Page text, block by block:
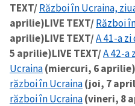
TEXT/Război în Ucraina,
aprilie)LIVE TEXT/Război
aprilie)LIVE TEXT/A 41-a
5 aprilie)LIVE TEXT/A 42-a
Ucraina(miercuri, 6 aprilie)
război în Ucraina(joi, 7
război în Ucraina(vineri, 8